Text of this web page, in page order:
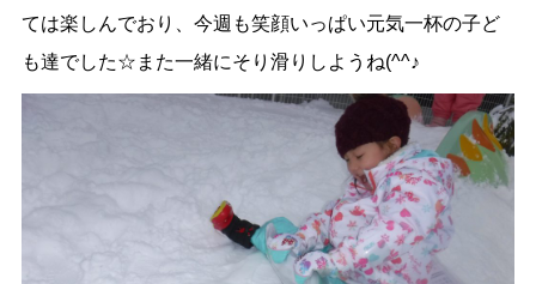
ては楽しんでおり、今週も笑顔いっぱい元気一杯の子ど
も達でした☆また一緒にそり滑りしようね(^^♪